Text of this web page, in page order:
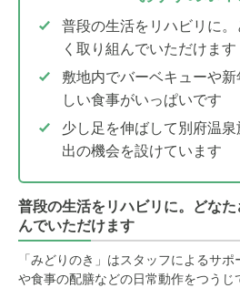
普段の生活をリハビリに
く取り組んでいただけます
敷地内でバーベキューや
しい食事がいっぱいです
少し足を伸ばして別府温
出の機会を設けています
普段の生活をリハビリに。どな
んでいただけます
「みどりのき」はスタッフによるサ
や食事の配膳などの日常動作をつう